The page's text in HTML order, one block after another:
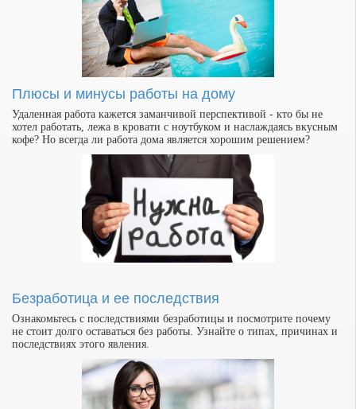
Плюсы и минусы работы на дому
Удаленная работа кажется заманчивой перспективой - кто бы не
хотел работать, лежа в кровати с ноутбуком и наслаждаясь вкусным
кофе? Но всегда ли работа дома является хорошим решением?
Безработица и ее последствия
Ознакомьтесь с последствиями безработицы и посмотрите почему
не стоит долго оставаться без работы. Узнайте о типах, причинах и
последствиях этого явления.